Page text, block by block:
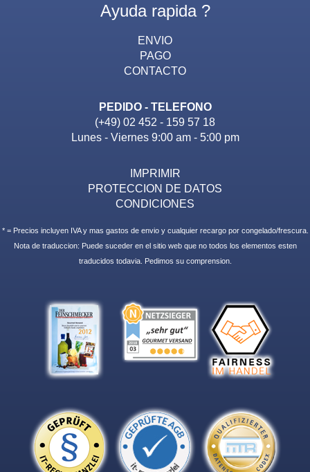
Ayuda rapida ?
ENVIO
PAGO
CONTACTO
PEDIDO - TELEFONO
(+49) 02 452 - 159 57 18
Lunes - Viernes 9:00 am - 5:00 pm
IMPRIMIR
PROTECCION DE DATOS
CONDICIONES
* = Precios incluyen IVA y mas gastos de envio y cualquier recargo por congelado/frescura.
Nota de traduccion: Puede suceder en el sitio web que no todos los elementos esten
traducidos todavia. Pedimos su comprension.